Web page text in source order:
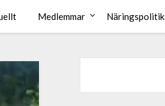
Medlemmar Näringspolitik